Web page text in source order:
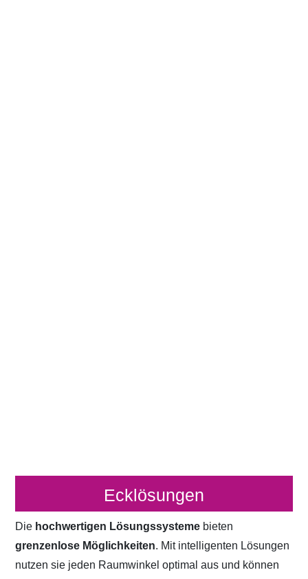
Ecklösungen
Die hochwertigen Lösungssysteme bieten
grenzenlose Möglichkeiten. Mit intelligenten Lösungen
nutzen sie jeden Raumwinkel optimal aus und können